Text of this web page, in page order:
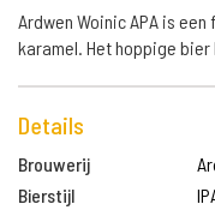
Ardwen Woinic APA is
karamel. Het hoppige
Details
Brouwerij
Bierstijl